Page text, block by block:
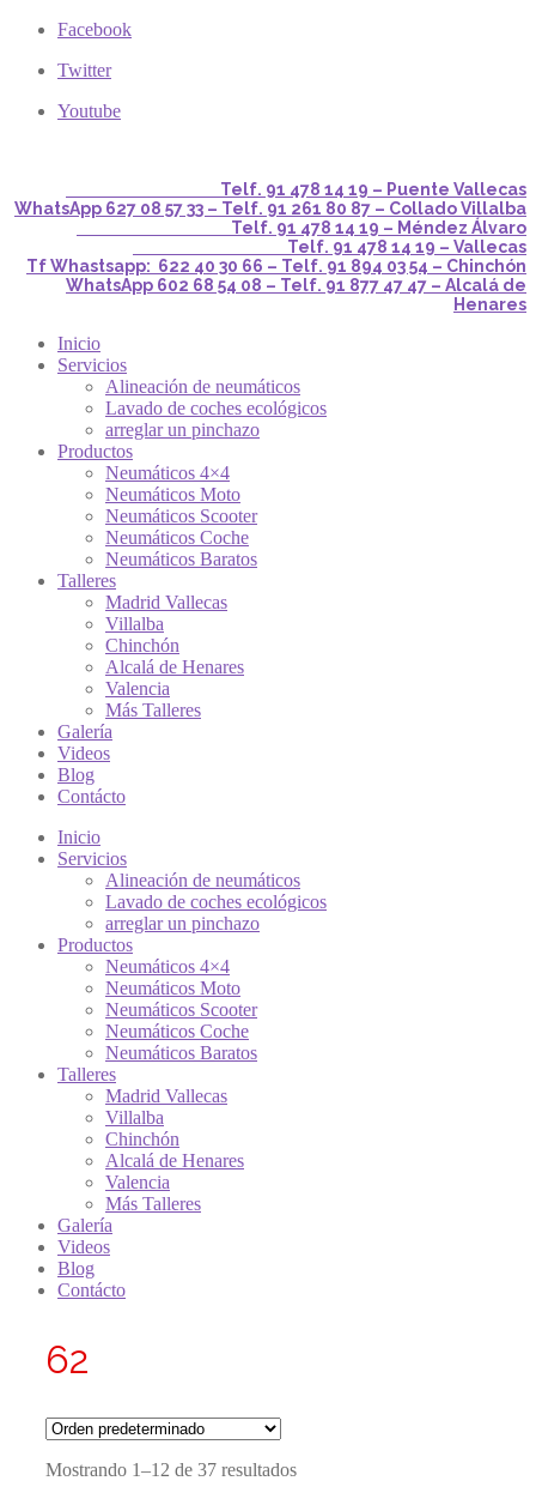
Facebook
Twitter
Youtube
Telf. 91 478 14 19 – Puente Vallecas
WhatsApp 627 08 57 33 – Telf. 91 261 80 87 – Collado Villalba
Telf. 91 478 14 19 – Méndez Álvaro
Telf. 91 478 14 19 – Vallecas
Tf Whastsapp: 622 40 30 66 – Telf. 91 894 03 54 – Chinchón
WhatsApp 602 68 54 08 – Telf. 91 877 47 47 – Alcalá de
Henares
Inicio
Servicios
Alineación de neumáticos
Lavado de coches ecológicos
arreglar un pinchazo
Productos
Neumáticos 4×4
Neumáticos Moto
Neumáticos Scooter
Neumáticos Coche
Neumáticos Baratos
Talleres
Madrid Vallecas
Villalba
Chinchón
Alcalá de Henares
Valencia
Más Talleres
Galería
Videos
Blog
Contácto
Inicio
Servicios
Alineación de neumáticos
Lavado de coches ecológicos
arreglar un pinchazo
Productos
Neumáticos 4×4
Neumáticos Moto
Neumáticos Scooter
Neumáticos Coche
Neumáticos Baratos
Talleres
Madrid Vallecas
Villalba
Chinchón
Alcalá de Henares
Valencia
Más Talleres
Galería
Videos
Blog
Contácto
62
Mostrando 1–12 de 37 resultados